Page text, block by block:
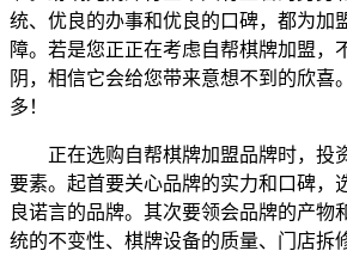
统、优良的办事和优良的口碑，都为加
障。若是您正正在考虑自帮棋牌加盟，
阴，相信它会给您带来意想不到的欣喜
多！
正在选购自帮棋牌加盟品牌时，投
要素。起首要关心品牌的实力和口碑，
良诺言的品牌。其次要领会品牌的产物
统的不变性、棋牌设备的质量、门店拆